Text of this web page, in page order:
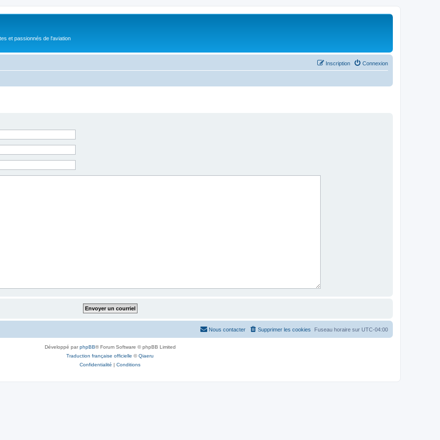
et passionnés de l'aviation
Connexion
Inscription
Fuseau horaire sur UTC-04:00
Supprimer les cookies
Nous contacter
Développé parphpBB® Forum Software © phpBB Limited
Traduction française officielle ©Qiaeru
Confidentialité | Conditions